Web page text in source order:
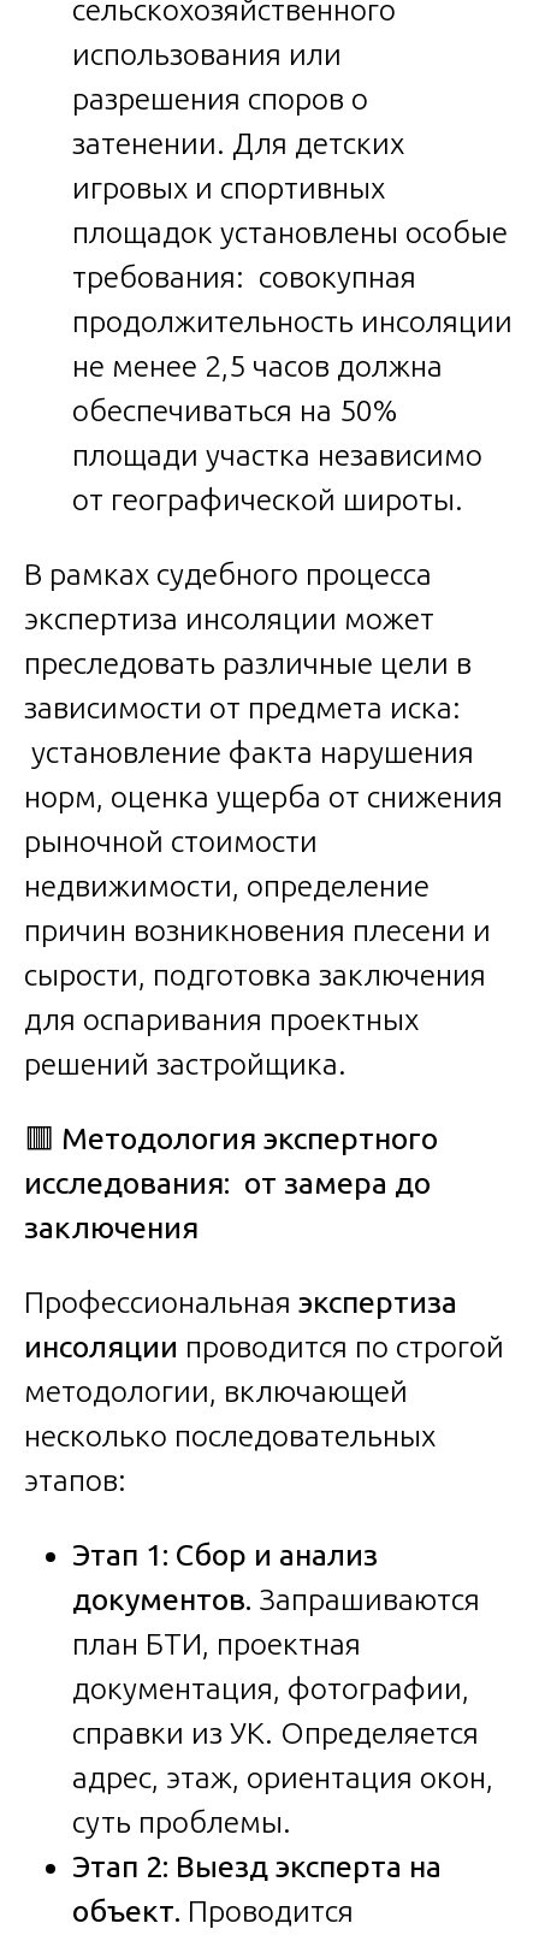
сельскохозяйственного
использования или
разрешения споров о
затенении. Для детских
игровых и спортивных
площадок установлены особые
требования: совокупная
продолжительность инсоляции
не менее 2,5 часов должна
обеспечиваться на 50%
площади участка независимо
от географической широты.
В рамках судебного процесса
экспертиза инсоляции может
преследовать различные цели в
зависимости от предмета иска:
установление факта нарушения
норм, оценка ущерба от снижения
рыночной стоимости
недвижимости, определение
причин возникновения плесени и
сырости, подготовка заключения
для оспаривания проектных
решений застройщика.
🟥 Методология экспертного
исследования: от замера до
заключения
Профессиональная экспертиза
инсоляции проводится по строгой
методологии, включающей
несколько последовательных
этапов:
Этап 1: Сбор и анализ
документов. Запрашиваются
план БТИ, проектная
документация, фотографии,
справки из УК. Определяется
адрес, этаж, ориентация окон,
суть проблемы.
Этап 2: Выезд эксперта на
объект. Проводится